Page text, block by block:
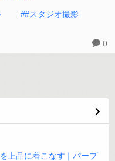
##スタジオ撮影
0
上品に着こなす｜パープ